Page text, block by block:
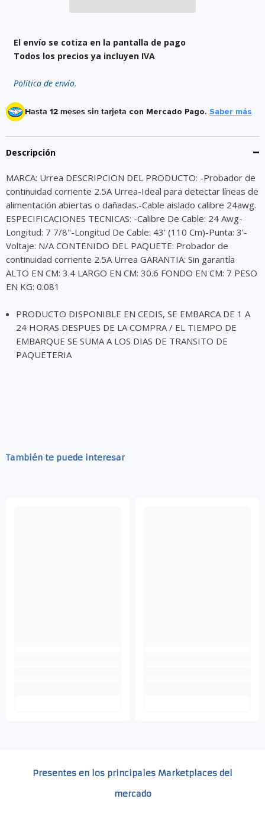
El envío se cotiza en la pantalla de pago
Todos los precios ya incluyen IVA
Política de envío.
Hasta 12 meses sin tarjeta con Mercado Pago. Saber más
Descripción
MARCA: Urrea DESCRIPCION DEL PRODUCTO: -Probador de
continuidad corriente 2.5A Urrea-Ideal para detectar líneas de
alimentación abiertas o dañadas.-Cable aislado calibre 24awg.
ESPECIFICACIONES TECNICAS: -Calibre De Cable: 24 Awg-
Longitud: 7 7/8"-Longitud De Cable: 43' (110 Cm)-Punta: 3'-
Voltaje: N/A CONTENIDO DEL PAQUETE: Probador de
continuidad corriente 2.5A Urrea GARANTIA: Sin garantía
ALTO EN CM: 3.4 LARGO EN CM: 30.6 FONDO EN CM: 7 PESO
EN KG: 0.081
PRODUCTO DISPONIBLE EN CEDIS, SE EMBARCA DE 1 A
24 HORAS DESPUES DE LA COMPRA / EL TIEMPO DE
EMBARQUE SE SUMA A LOS DIAS DE TRANSITO DE
PAQUETERIA
También te puede interesar
Presentes en los principales Marketplaces del
mercado